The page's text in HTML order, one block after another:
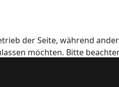
der Seite, während
möchten. Bitte